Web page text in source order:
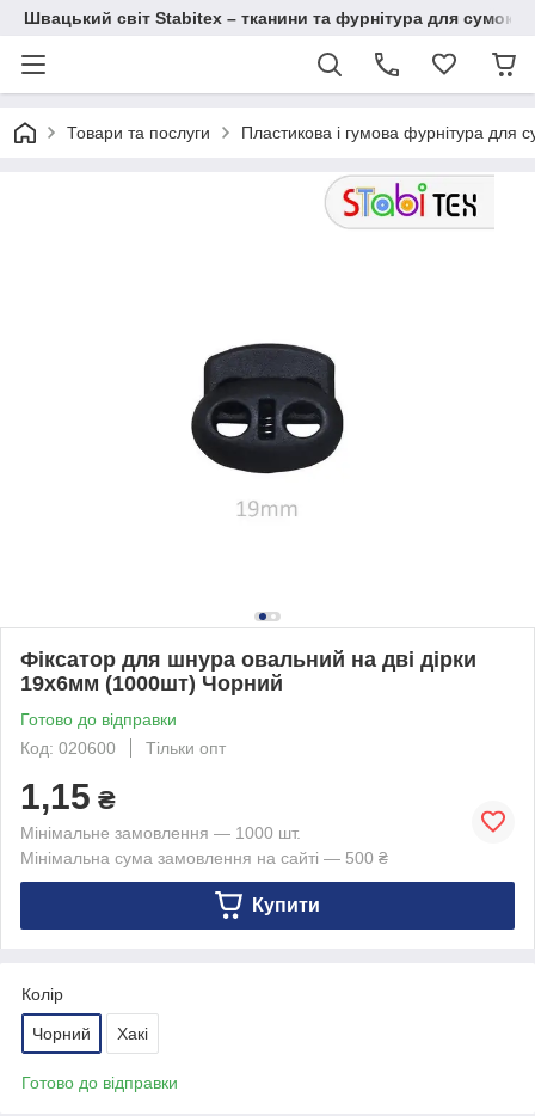
Швацький світ Stabitex – тканини та фурнітура для сумок і
Товари та послуги Пластикова і гумова фурнітура для
Фіксатор для шнура овальний на дві дірки
19х6мм (1000шт) Чорний
Готово до відправки
Код: 020600
Тільки опт
1,15 ₴
Мінімальне замовлення — 1000 шт.
Мінімальна сума замовлення на сайті — 500 ₴
Купити
Колір
Чорний Хакі
Готово до відправки